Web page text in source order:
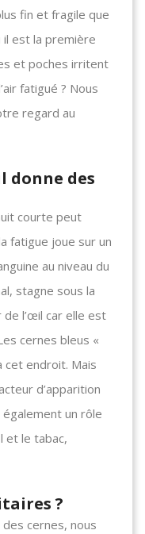
fin et fragile que
il est la première
et poches irritent
fatigué ? Nous
regard au
donne des
courte peut
fatigue joue sur un
au niveau du
stagne sous la
l’œil car elle est
cernes bleus «
cet endroit. Mais
d’apparition
un rôle
et le tabac,
?
cernes, nous